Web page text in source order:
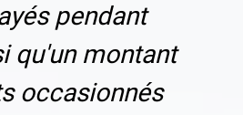
pendant
qu'un montant
occasionnés